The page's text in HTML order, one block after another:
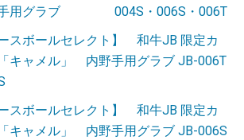
手用グラブ 004S・006S・006T
ースボールセレクト】 和牛JB 限定カ
キャメル」 内野手用グラブ JB-006T
ースボールセレクト】 和牛JB 限定カ
キャメル」 内野手用グラブ JB-006S